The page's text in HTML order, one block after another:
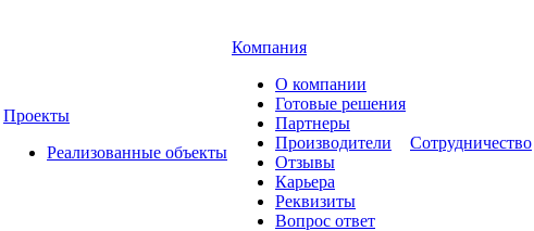
Проекты
Реализованные объекты
Компания
О компании
Готовые решения
Партнеры
Производители
Отзывы
Карьера
Реквизиты
Вопрос ответ
Сотрудничество